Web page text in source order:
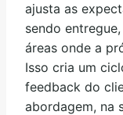
ajusta as
sendo
áreas onde a
Isso cria um
feedback do
abordagem, na